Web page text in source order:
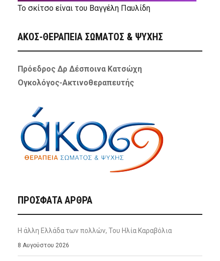
Το σκίτσο είναι του Βαγγέλη Παυλίδη
ΑΚΟΣ-ΘΕΡΑΠΕΙΑ ΣΩΜΑΤΟΣ & ΨΥΧΗΣ
Πρόεδρος Δρ Δέσποινα Κατσώχη
Ογκολόγος-Ακτινοθεραπευτής
ΠΡΌΣΦΑΤΑ ΆΡΘΡΑ
Η άλλη Ελλάδα των πολλών, Του Ηλία Καραβόλια
8 Αυγούστου 2026